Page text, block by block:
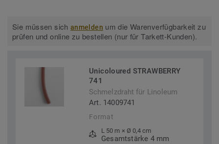
Sie müssen sichanmelden um die Warenverfügbarkeit zu
prüfen und online zu bestellen (nur für Tarkett-Kunden).
Unicoloured STRAWBERRY
741
Schmelzdraht für Linoleum
Art. 14009741
Format
L 50 m × Ø 0,4 cm
Gesamtstärke 4 mm